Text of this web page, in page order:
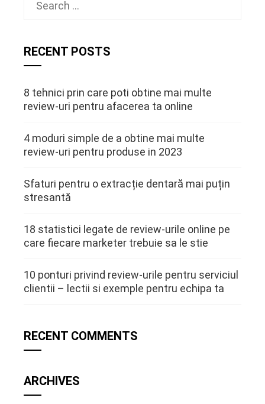
RECENT POSTS
8 tehnici prin care poti obtine mai multe
review-uri pentru afacerea ta online
4 moduri simple de a obtine mai multe
review-uri pentru produse in 2023
Sfaturi pentru o extracție dentară mai puțin
stresantă
18 statistici legate de review-urile online pe
care fiecare marketer trebuie sa le stie
10 ponturi privind review-urile pentru serviciul
clientii – lectii si exemple pentru echipa ta
RECENT COMMENTS
ARCHIVES